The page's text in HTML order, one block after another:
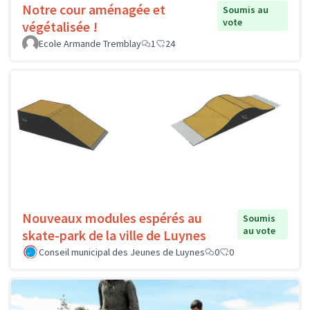
Notre cour aménagée et
végétalisée !
Soumis au
vote
Ecole Armande Tremblay
1 24
Nouveaux modules espérés au
skate-park de la ville de Luynes
Soumis
au vote
Conseil municipal des Jeunes de Luynes
0 0